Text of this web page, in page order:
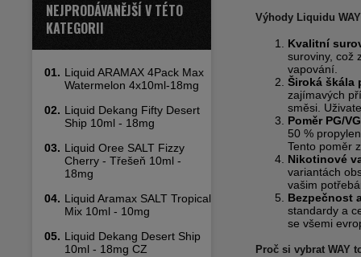
NEJPRODÁVANĚJŠÍ V TÉTO
KATEGORII
01. Liquid ARAMAX 4Pack Max
Watermelon 4x10ml-18mg
02. Liquid Dekang Fifty Desert
Ship 10ml - 18mg
03. Liquid Oree SALT Fizzy
Cherry - Třešeň 10ml -
18mg
04. Liquid Aramax SALT Tropical
Mix 10ml - 10mg
05. Liquid Dekang Desert Ship
10ml - 18mg CZ
Výhody Liquidu
Kvalitní
suroviny, což
vapování.
Široká škála
zajímavých
směsi.
Poměr PG/
50 %
Tento poměr
Nikotinové
variantách
vašim
Bezpečnost
standardy a
se všemi
Proč si vybrat WAY